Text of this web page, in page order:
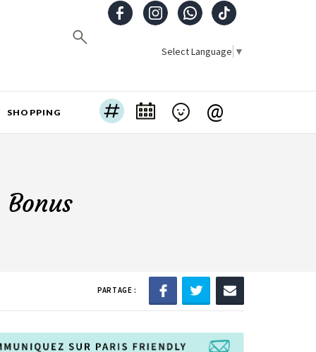
Select Language ▼
SHOPPING @
PARTAGE :